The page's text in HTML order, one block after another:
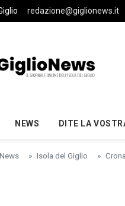
redazione@giglionews.it
NEWS DITE LA
News Isola del Giglio